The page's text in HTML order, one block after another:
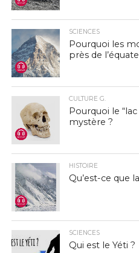
SCIENCES
Pourquoi les
près de
CULTURE G.
Pourquoi le
mystère ?
HISTOIRE
Qu’est-ce que
SCIENCES
Qui est le Yéti ?